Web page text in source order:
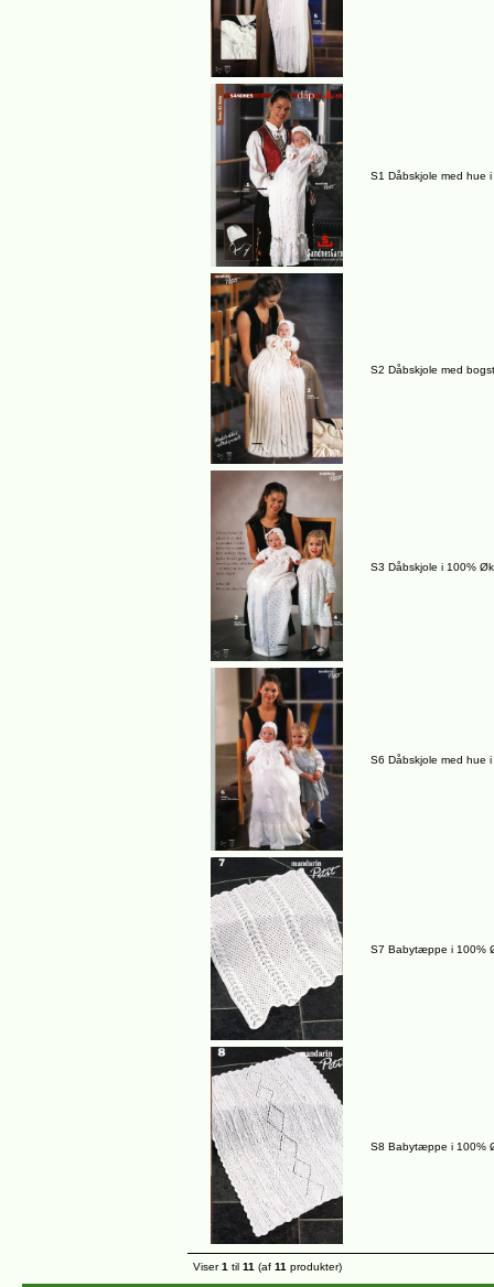
S1 Dåbskjole med hue
S2 Dåbskjole med
S3 Dåbskjole i 100%
S6 Dåbskjole med hue
S7 Babytæppe i 100%
S8 Babytæppe i 100%
Viser1 til 11 (af 11 produkter)